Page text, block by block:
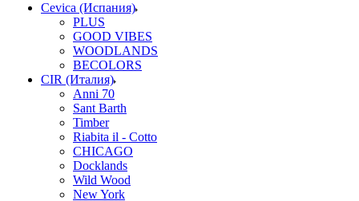
Cevica (Испания)
PLUS
GOOD VIBES
WOODLANDS
BECOLORS
CIR (Италия)
Anni 70
Sant Barth
Timber
Riabita il - Cotto
CHICAGO
Docklands
Wild Wood
New York